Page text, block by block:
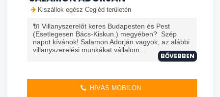
Kiszállok egész Cegléd területén
🔌 Villanyszerelőt keres Budapesten és Pest
(Esetlegesen Bács-Kiskun.) megyében? Szép
napot kívánok! Salamon Adorján vagyok, az alábbi
villanyszerelési munkákat vállalom...
BŐVEBBEN
HÍVÁS MOBILON